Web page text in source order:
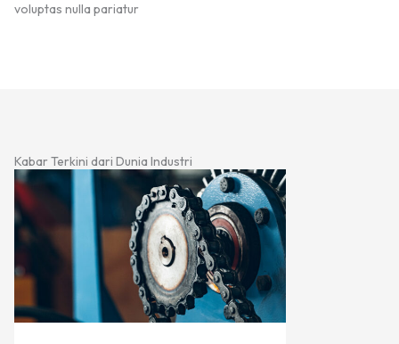
voluptas nulla pariatur
Kabar Terkini dari Dunia Industri